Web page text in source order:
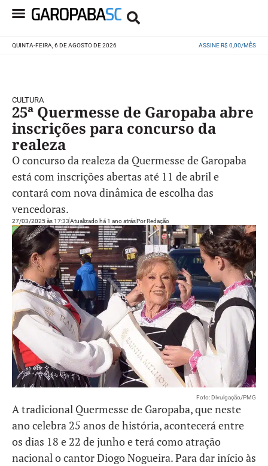
QUINTA-FEIRA, 6 DE AGOSTO DE 2026 ASSINE R$ 0,00/MÊS
CULTURA
25ª Quermesse de Garopaba abre
inscrições para concurso da
realeza
O concurso da realeza da Quermesse de Garopaba
está com inscrições abertas até 11 de abril e
contará com nova dinâmica de escolha das
vencedoras.
27/03/2025 às 17:33Atualizado há 1 ano atrásPorRedação
Foto: Divulgação/PMG
A tradicional Quermesse de Garopaba, que neste
ano celebra 25 anos de história, acontecerá entre
os dias 18 e 22 de junho e terá como atração
nacional o cantor Diogo Nogueira. Para dar início às